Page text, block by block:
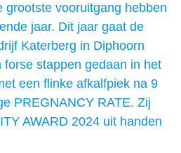
grootste vooruitgang hebben
jaar. Dit jaar gaat de
Katerberg in Diphoorn
forse stappen gedaan in het
een flinke afkalfpiek na 9
PREGNANCY RATE. Zij
AWARD 2024 uit handen